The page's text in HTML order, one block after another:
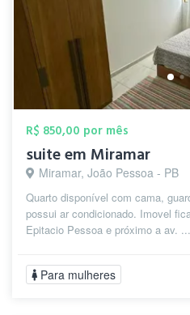
R$ 850,00 por mês
suite em Miramar
Miramar, João Pessoa - PB
Quarto disponível com cama,
possui ar condicionado. Imovel
Epitacio Pessoa e próximo a av. ...
Para mulheres